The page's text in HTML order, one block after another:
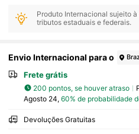
Produto Internacional sujeito
tributos estaduais e federais.
Envio Internacional para o
Frete grátis
200 pontos, se houver atraso
Agosto 24, 60% de probabilidade
Devoluções Gratuitas